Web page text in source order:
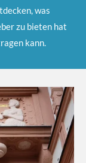
was
zu bieten hat
kann.